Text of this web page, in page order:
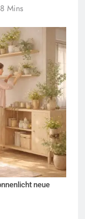
Mins
neue